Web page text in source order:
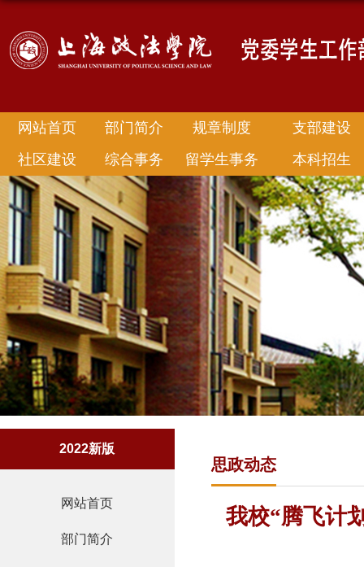
网站首页 部门简介 规章制度
支部建设
社区建设
综合事务 留学生事务 本科招生
2022新版
网站首页
部门简介
思政动态
我校“腾飞计